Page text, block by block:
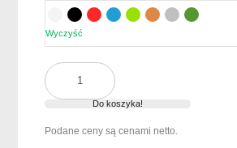
Wyczyść
ilość
Plecak
kieszenią
Do koszyka!
Podane ceny są cenami netto.